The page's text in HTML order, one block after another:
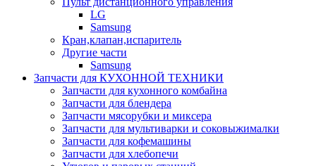
LG
Samsung
Кран,клапан,испаритель
Другие части
Samsung
Запчасти для КУХОННОЙ ТЕХНИКИ
Запчасти для кухонного комбайна
Запчасти для блендера
Запчасти мясорубки и миксера
Запчасти для мультиварки и соковыжималки
Запчасти для кофемашины
Запчасти для хлебопечи